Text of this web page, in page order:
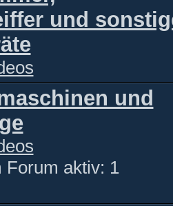
und
und
Forum aktiv: 1